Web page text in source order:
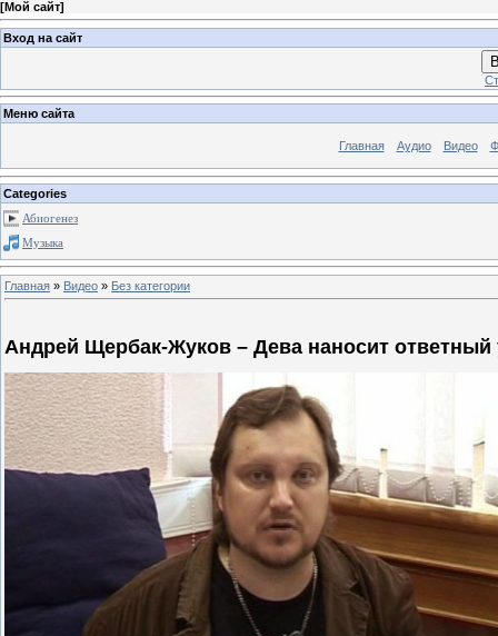
[Мой сайт]
Вход на сайт
Меню сайта
Главная Аудио Видео
Categories
Абиогенез
Музыка
Главная » Видео » Без категории
Андрей Щербак-Жуков – Дева наносит ответный